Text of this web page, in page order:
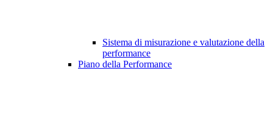
Sistema di misurazione e valutazione della
performance
Piano della Performance